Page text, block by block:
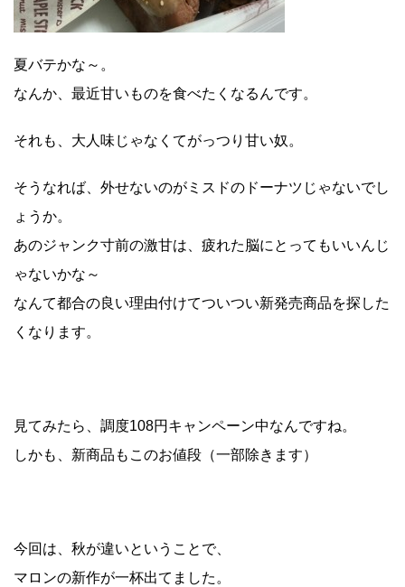
夏バテかな～。
なんか、最近甘いものを食べたくなるんです。
それも、大人味じゃなくてがっつり甘い奴。
そうなれば、外せないのがミスドのドーナツじゃないでし
ょうか。
あのジャンク寸前の激甘は、疲れた脳にとってもいいんじ
ゃないかな～
なんて都合の良い理由付けてついつい新発売商品を探した
くなります。
見てみたら、調度108円キャンペーン中なんですね。
しかも、新商品もこのお値段（一部除きます）
今回は、秋が違いということで、
マロンの新作が一杯出てました。